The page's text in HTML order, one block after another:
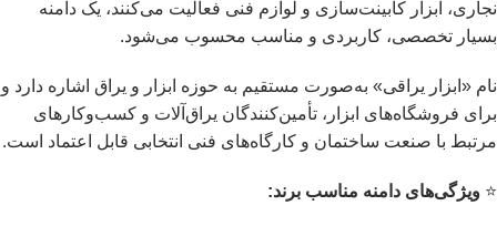
نجاری، ابزار کابینت‌سازی و لوازم فنی فعالیت می‌کنند، یک دامنه
بسیار تخصصی، کاربردی و مناسب محسوب می‌شود.
نام «ابزار یراقی» به‌صورت مستقیم به حوزه ابزار و یراق اشاره دارد و
برای فروشگاه‌های ابزار، تأمین‌کنندگان یراق‌آلات و کسب‌وکارهای
مرتبط با صنعت ساختمان و کارگاه‌های فنی انتخابی قابل اعتماد است.
⭐️ ویژگی‌های دامنه مناسب برند: